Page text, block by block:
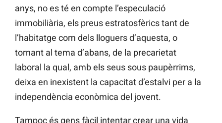
anys, no es té en compte l’especulació
immobiliària, els preus estratosfèrics tant de
l’habitatge com dels lloguers d’aquesta, o
tornant al tema d’abans, de la precarietat
laboral la qual, amb els seus sous paupèrrims,
deixa en inexistent la capacitat d’estalvi per a la
independència econòmica del jovent.
Tampoc és gens fàcil intentar crear una vida